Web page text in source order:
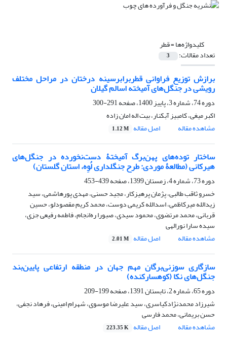
کلیدواژه‌ها =قطر
تعداد مقالات: 3
برازش توزیع فراوانی قطربرابرسینه درختان در مراحل مختلف
رویشی در جنگل‌های آمیخته اسالم گیلان
دوره 74، شماره 3، پاییز 1400، صفحه
291-300
اکبر میغی، کامبیز آبکنار، بیت اله امان زاده
مشاهده مقاله
اصل مقاله 1.12 M
ساختار توده‌های پهن‌برگ آمیختۀ دست‌نخورده در جنگل‌های
هیرکانی (مطالعۀ موردی: طرح جنگلداری لُوِه، استان گلستان)
دوره 73، شماره 4، زمستان 1399، صفحه
439-453
خسرو ثاقب طالبی، پژمان پرهیزکار، مجید حسنی، مهدی پورهاشمی، سید
زیدالله میرکاظمی، اسدالله کریمی دوست، محمد کریم مقصودلو، حسین
قربانی، محمد مرتضوی، محمود سیدی، صبورا ره‌انجام، فاطمه رفیعی جزی،
سیده سارا نورالهی
مشاهده مقاله
اصل مقاله 2.01 M
سازگاری سوزنی‌برگان مهم جهان در منطقه ارتفاعی پایین‌بند
جنگل‌های نکا (کوهسارکنده)
دوره 65، شماره 2، تابستان 1391، صفحه
199-209
شیرزاد محمدنژادکیاسری، سید علیرضا موسوی، شهرام امینی، فرهاد نجفی،
حسن بریمانی، محمد فارسی
مشاهده مقاله
اصل مقاله 223.35 K